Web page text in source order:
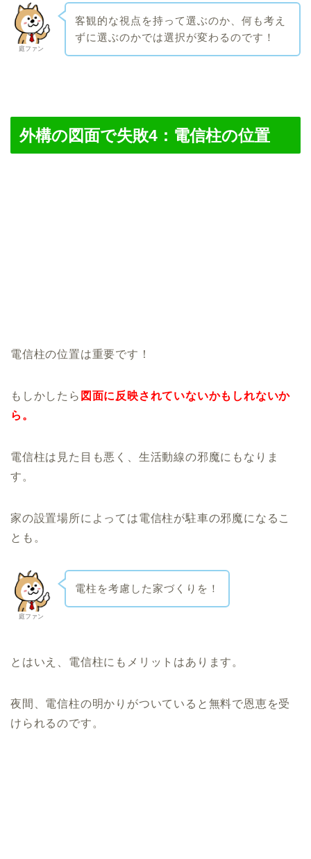
庭ファン
客観的な視点を持って選ぶのか、何も考え
ずに選ぶのかでは選択が変わるのです！
外構の図面で失敗4：電信柱の位置
電信柱の位置は重要です！
もしかしたら 図面に反映されていないかもしれないか
ら。
電信柱は見た目も悪く、生活動線の邪魔にもなりま
す。
家の設置場所によっては電信柱が駐車の邪魔になるこ
とも。
庭ファン
電柱を考慮した家づくりを！
とはいえ、電信柱にもメリットはあります。
夜間、電信柱の明かりがついていると無料で恩恵を受
けられるのです。